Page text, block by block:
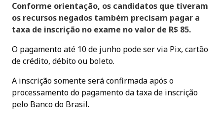
Conforme orientação, os candidatos que tiveram
os recursos negados também precisam pagar a
taxa de inscrição no exame no valor de R$ 85.
O pagamento até 10 de junho pode ser via Pix, cartão
de crédito, débito ou boleto.
A inscrição somente será confirmada após o
processamento do pagamento da taxa de inscrição
pelo Banco do Brasil.